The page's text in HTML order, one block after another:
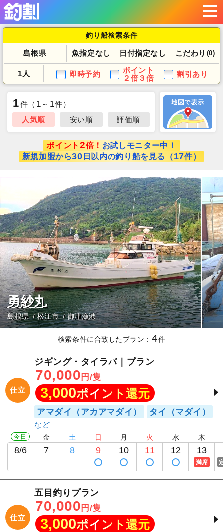
釣り船検索条件
島根県 魚指定なし 日付指定なし こだわり (0)
1人 即時予約
ポイント
２倍３倍
割引あり
1件 （ 1 ～ 1件）
人気順
安い順 評価順
ポイント 2倍！ お試しモニター中！
新規加盟から30 日以内の釣り船を見る（17件）
勇紗丸
島根県 松江市 御津漁港
検索条件に合致したプラン：4件
仕立
ジギング・タイラバ｜プラン
70,000 円/隻
3,000ポイント還元
アマダイ（アカアマダイ） タイ（マダイ）
今日
8/6
金
7
土
8
日
9
月
10
火
11
水
12
木
13
満席
仕立
五目釣りプラン
70,000 円/隻
3,000ポイント還元